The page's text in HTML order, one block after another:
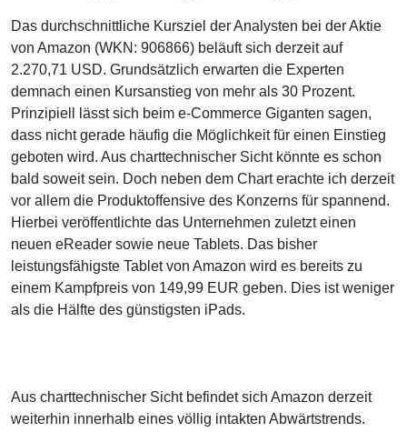
Das durchschnittliche Kursziel der Analysten bei der Aktie
von Amazon (WKN: 906866) beläuft sich derzeit auf
2.270,71 USD. Grundsätzlich erwarten die Experten
demnach einen Kursanstieg von mehr als 30 Prozent.
Prinzipiell lässt sich beim e-Commerce Giganten sagen,
dass nicht gerade häufig die Möglichkeit für einen Einstieg
geboten wird. Aus charttechnischer Sicht könnte es schon
bald soweit sein. Doch neben dem Chart erachte ich derzeit
vor allem die Produktoffensive des Konzerns für spannend.
Hierbei veröffentlichte das Unternehmen zuletzt einen
neuen eReader sowie neue Tablets. Das bisher
leistungsfähigste Tablet von Amazon wird es bereits zu
einem Kampfpreis von 149,99 EUR geben. Dies ist weniger
als die Hälfte des günstigsten iPads.
Aus charttechnischer Sicht befindet sich Amazon derzeit
weiterhin innerhalb eines völlig intakten Abwärtstrends.